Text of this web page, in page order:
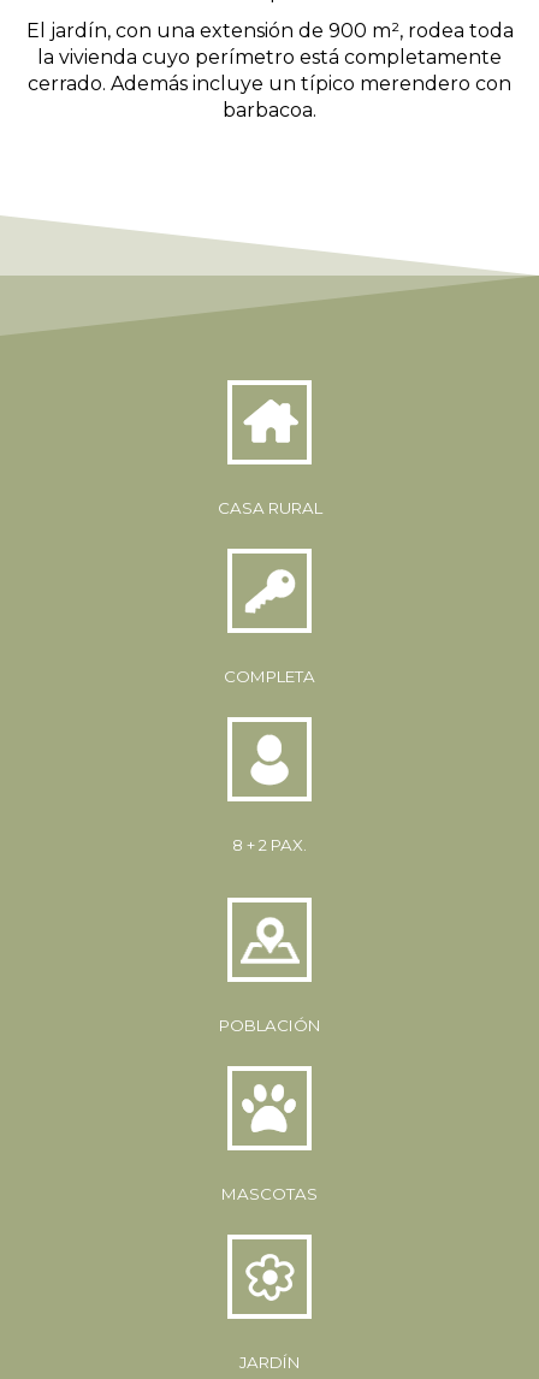
El jardín, con una extensión de 900 m², rodea toda
la vivienda cuyo perímetro está completamente
cerrado. Además incluye un típico merendero con
barbacoa.
CASA RURAL
COMPLETA
8 + 2 PAX.
POBLACIÓN
MASCOTAS
JARDÍN